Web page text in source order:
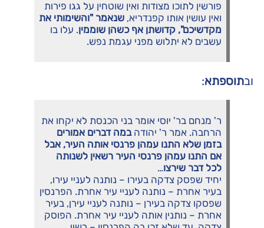
פורשין לתוכו מצודות ואין שוטחין על גגו פירות
ואין עושין אותו קפנדריא, שנאמר "והשימותי את
מקדשיכם", קדושתן אף כשהן שוממין. עלו בו
עשבים לא יתלוש מפני עגמת נפש.
ובתוספתא:
ר' מנחם בר' יוסי אומר בני הכנסת לא יקחו את
הרחבה. אמר ר' יהודהבמה דברים אמורים
בזמן שלא התנו עמהן פרנסי אותה העיר, אבל
אם התנו עמהן פרנסי העיר רשאין לשנותה
לכל דבר שירצו…
יחיד שפסק צדקה בעירו – נותנה לעניי עירו,
בעיר אחרת – נותנה לעניי עיר אחרת. הפרנסין
שפסקו צדקה בעירן – נותנה לעניי עירן, בעיר
אחרת – נותנין אותה לעניי עיר אחרת. הפוסק